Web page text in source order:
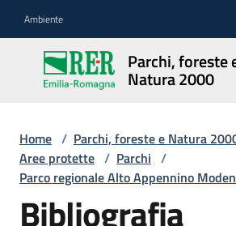
Ambiente
Parchi, foreste
Natura 2000
Parchi,
foreste
e
2000
Aree
Home / Parchi, foreste e Natura
Aree protette / Parchi /
Parco regionale Alto Appennino
Bibliografia